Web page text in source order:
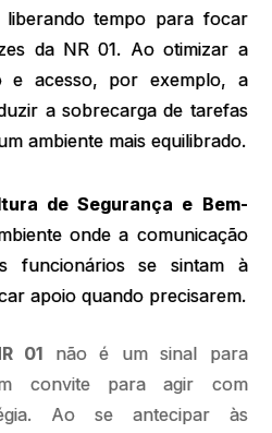
liberando tempo para focar
da NR 01. Ao otimizar a
e acesso, por exemplo, a
a sobrecarga de tarefas
ambiente mais equilibrado.
de Segurança e Bem-
onde a comunicação
funcionários se sintam à
apoio quando precisarem.
01 não é um sinal para
convite para agir com
Ao se antecipar às